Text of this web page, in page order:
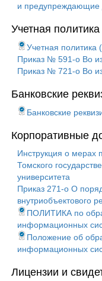
и предупреждающие
Учетная политика
Учетная политика
Приказ № 591-о Во
Приказ № 721-о Во
Банковские
Банковские
Корпоративные
Инструкция о мерах
Томского
университета
Приказ 271-о О
внутриобъектового
ПОЛИТИКА по
информационных
Положение об
информационных
Лицензии и